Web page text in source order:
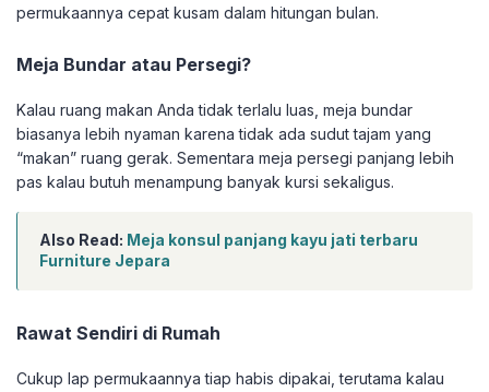
permukaannya cepat kusam dalam hitungan bulan.
Meja Bundar atau Persegi?
Kalau ruang makan Anda tidak terlalu luas, meja bundar
biasanya lebih nyaman karena tidak ada sudut tajam yang
“makan” ruang gerak. Sementara meja persegi panjang lebih
pas kalau butuh menampung banyak kursi sekaligus.
Also Read: Meja konsul panjang kayu jati terbaru
Furniture Jepara
Rawat Sendiri di Rumah
Cukup lap permukaannya tiap habis dipakai, terutama kalau